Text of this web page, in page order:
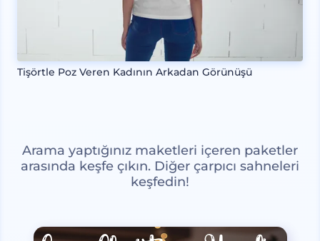
Tişörtle Poz Veren Kadının Arkadan Görünüşü
Arama yaptığınız maketleri içeren paketler
arasında keşfe çıkın. Diğer çarpıcı sahneleri
keşfedin!